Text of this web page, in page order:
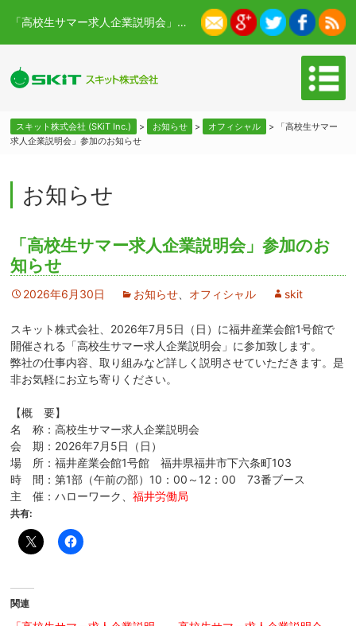
「高校生サマー求人企業説明会」参加のお知らせ - スキット株式会社 (SKiT Inc.)
スキット株式会社 (SKiT Inc.) > お知らせ > オフィシャル >
「高校生サマー
求人企業説明会」参加のお知らせ
お知らせ
「高校生サマー求人企業説明会」参加のお
知らせ
2026年6月30日 お知らせ オフィシャル skit
スキット株式会社、2026年7月5日（日）に福井産業会館1号館で
開催される「高校生サマー求人企業説明会」に参加致します。
弊社の仕事内容、取り組みなど詳しく説明させていただきます。是
非お気軽にお立ち寄りください。
【概 要】
名 称：高校生サマー求人企業説明会
会 期：2026年7月5日（日）
場 所：福井産業会館1号館 福井県福井市下六条町103
時 間：第1部（午前の部）10：00～12：00 73番ブース
主 催：ハローワーク、福井労働局
共有:
関連